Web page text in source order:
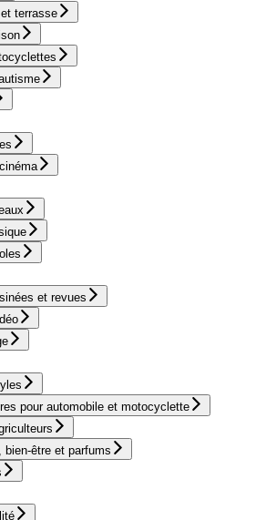
terrasse
et revues
pour automobile et motocyclette
bien-être et parfums